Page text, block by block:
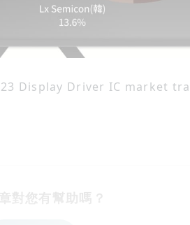
Display Driver IC market
對您有幫助嗎？